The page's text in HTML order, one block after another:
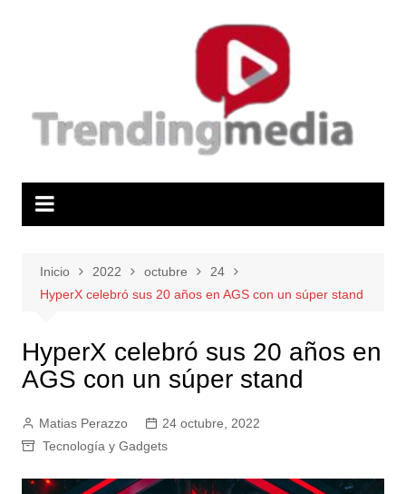
Inicio 2022 octubre
24
HyperX celebró sus 20 años en AGS con un súper stand
HyperX celebró sus 20 años en
AGS con un súper stand
Matias Perazzo
24 octubre, 2022
Tecnología y Gadgets